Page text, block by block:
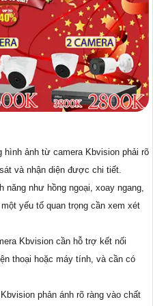
ảnh từ camera Kbvision phải rõ
và nhận diện được chi tiết.
như hồng ngoại, xoay ngang,
yếu tố quan trọng cần xem xét
Kbvision cần hỗ trợ kết nối
thoại hoặc máy tính, và cần có
phản ánh rõ ràng vào chất